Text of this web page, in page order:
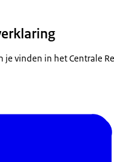
vinden in het Centrale